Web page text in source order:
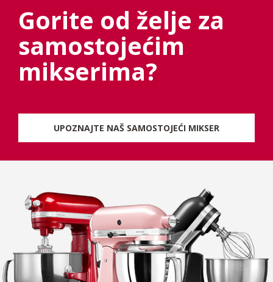
Gorite od želje za
samostojećim
mikserima?
UPOZNAJTE NAŠ SAMOSTOJEĆI MIKSER